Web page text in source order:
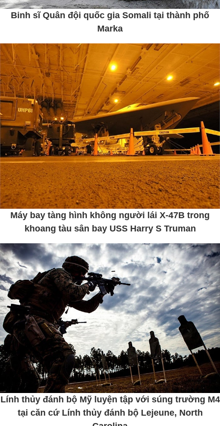
Binh sĩ Quân đội quốc gia Somali tại thành phố
Marka
Máy bay tàng hình không người lái X-47B trong
khoang tàu sân bay USS Harry S Truman
Lính thủy đánh bộ Mỹ luyện tập với súng trường M4
tại căn cứ Lính thủy đánh bộ Lejeune, North